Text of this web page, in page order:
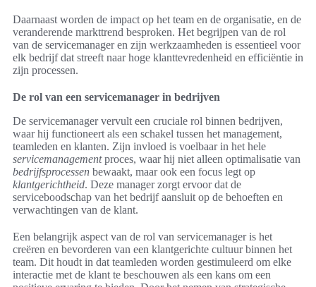
Daarnaast worden de impact op het team en de organisatie, en de
veranderende markttrend besproken. Het begrijpen van de rol
van de servicemanager en zijn werkzaamheden is essentieel voor
elk bedrijf dat streeft naar hoge klanttevredenheid en efficiëntie in
zijn processen.
De rol van een servicemanager in bedrijven
De servicemanager vervult een cruciale rol binnen bedrijven,
waar hij functioneert als een schakel tussen het management,
teamleden en klanten. Zijn invloed is voelbaar in het hele
servicemanagementproces, waar hij niet alleen optimalisatie van
bedrijfsprocessen bewaakt, maar ook een focus legt op
klantgerichtheid. Deze manager zorgt ervoor dat de
serviceboodschap van het bedrijf aansluit op de behoeften en
verwachtingen van de klant.
Een belangrijk aspect van de rol van servicemanager is het
creëren en bevorderen van een klantgerichte cultuur binnen het
team. Dit houdt in dat teamleden worden gestimuleerd om elke
interactie met de klant te beschouwen als een kans om een